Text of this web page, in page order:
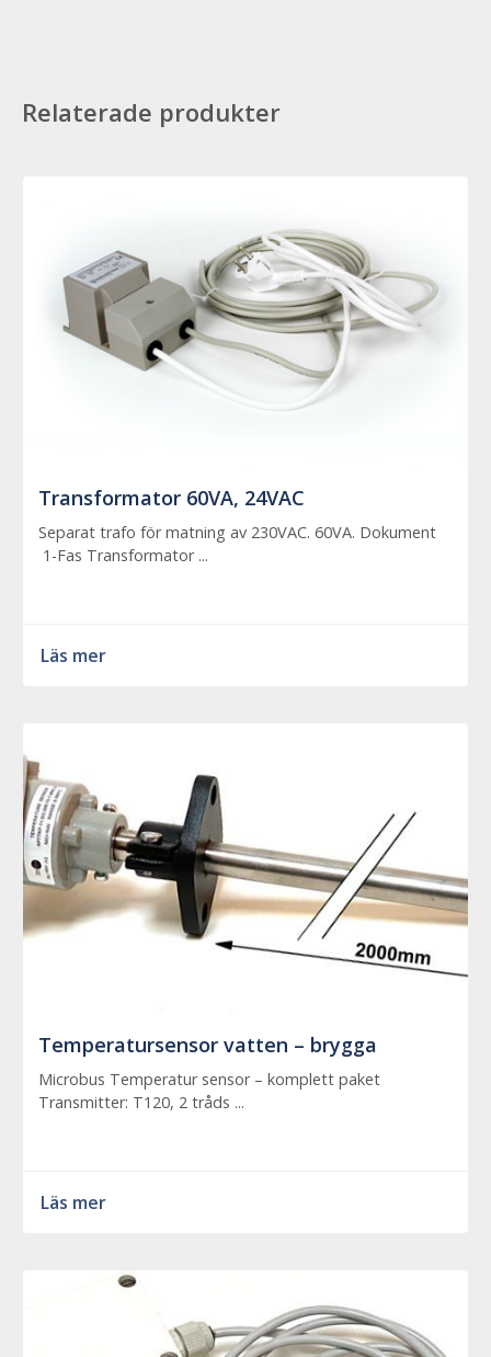
Relaterade produkter
Transformator 60VA, 24VAC
Separat trafo för matning av 230VAC. 60VA. Dokument
1-Fas Transformator ...
Läs mer
Temperatursensor vatten – brygga
Microbus Temperatur sensor – komplett paket
Transmitter: T120, 2 tråds ...
Läs mer